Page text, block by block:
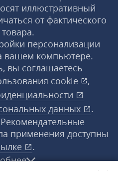
иллюстративный
от фактического
персонализации
вашем компьютере.
вы соглашаетесь
cookie
,
данных
.
применения доступны
.